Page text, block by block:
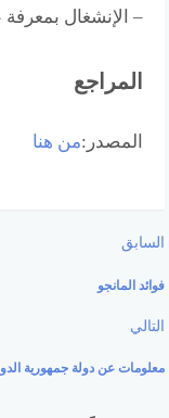
– الإنشغال
المراجع
المصدر:من هنا
السابق
فوائد المانجو
التالي
معلومات عن دولة جمهورية